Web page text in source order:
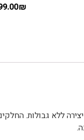
₪
ללא גבולות. החלקים